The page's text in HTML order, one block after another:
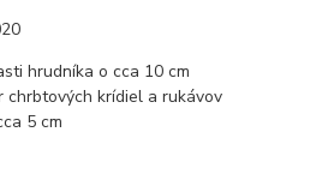
hrudníka o cca 10 cm
chrbtových krídiel a rukávov
5 cm